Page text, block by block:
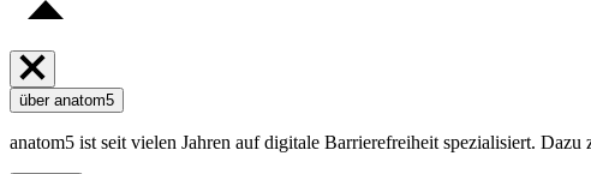
über anatom5
anatom5 ist seit vielen Jahren auf digitale Barrierefreiheit spezialisiert.